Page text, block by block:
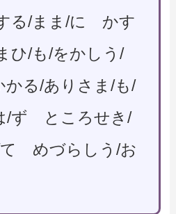
る/まま/に かす
ひ/も/をかしう/
る/ありさま/も/
/ず ところせき/
めづらしう/お